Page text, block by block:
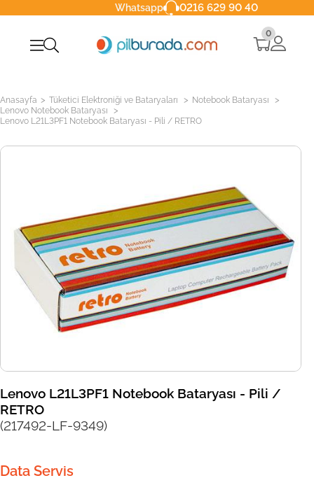
Whatsapp 0216 629 90 40
0
Anasayfa > Tüketici Elektroniği ve Bataryaları > Notebook Bataryası >
Lenovo Notebook Bataryası >
Lenovo L21L3PF1 Notebook Bataryası - Pili / RETRO
Lenovo L21L3PF1 Notebook Bataryası - Pili /
RETRO
(217492-LF-9349)
Data Servis